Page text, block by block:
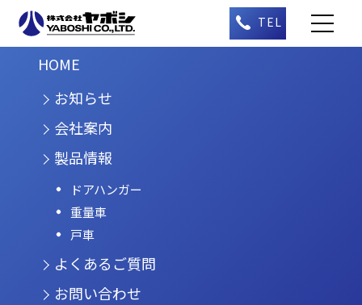
HOME
お知らせ
会社案内
製品情報
ドアハンガー
重量車
戸車
よくあるご質問
お問い合わせ